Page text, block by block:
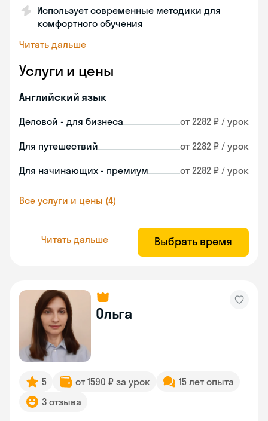
Использует современные методики для
комфортного обучения
Читать дальше
Услуги и цены
Английский язык
Деловой - для бизнеса от 2282 ₽ / урок
Для путешествий от 2282 ₽ / урок
Для начинающих - премиум от 2282 ₽ / урок
Все услуги и цены (4)
Читать дальше Выбрать время
Ольга
5 от 1590 ₽ за урок
15 лет опыта
3 отзыва